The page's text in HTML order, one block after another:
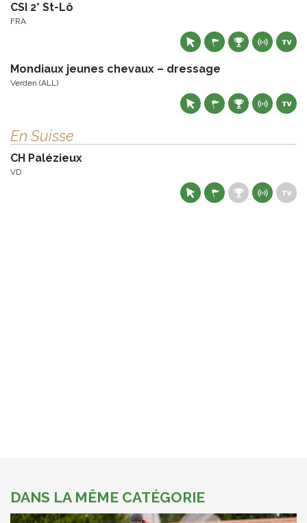
CSI 2* St-Lô
FRA
Mondiaux jeunes chevaux – dressage
Verden (ALL)
En Suisse
CH Palézieux
VD
DANS LA MÊME CATÉGORIE